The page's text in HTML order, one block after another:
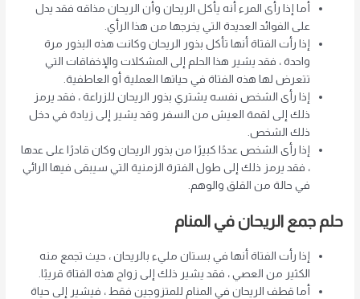
أما إذا رأى المرء أنه يأكل الريحان وأن الريحان مذاقه فقد يدل
على الفوائد العديدة التي يخرجها من هذا الرأي.
إذا رأت الفتاة أنها تأكل بذور الريحان وكانت هذه البذور مرة
واحدة ، فقد يشير هذا الحلم إلى المشكلات والإخفاقات التي
تتعرض لها هذه الفتاة في حياتها العملية أو العاطفية.
إذا رأى الشخص نفسه يشتري بذور الريحان للزراعة ، فقد يرمز
ذلك إلى لقمة العيش من السفر وقد يشير إلى زيادة في دخل
ذلك الشخص.
إذا رأى الشخص عددًا كبيرًا من بذور الريحان وكان قادرًا على عدها
، فقد يرمز ذلك إلى طول الفترة الزمنية التي سيبقى فيها الرائي
في حالة من القلق والوهم.
حلم جمع الريحان في المنام
إذا رأت الفتاة أنها في بستان مليء بالريحان ، حيث تجمع منه
الكثير من العصي ، فقد يشير ذلك إلى زواج هذه الفتاة قريبًا.
أما قطف الريحان في المنام للمتزوجين فقط ، فيشير إلى حياة